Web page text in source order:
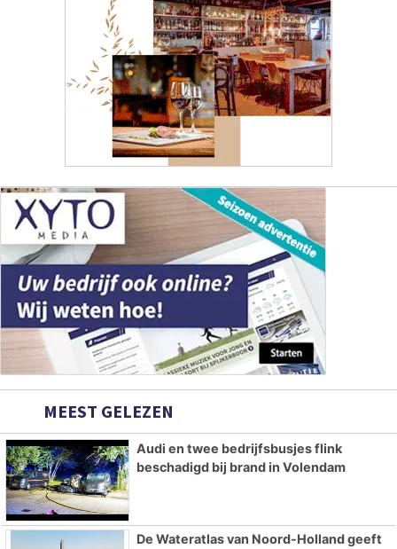
MEEST GELEZEN
Audi en twee bedrijfsbusjes flink
beschadigd bij brand in Volendam
De Wateratlas van Noord-Holland geeft